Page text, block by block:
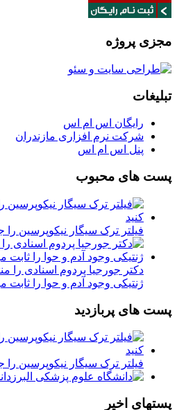
مجزی پروژه
تبلیغات
رایگان اس ام اس
شرکت نرم افزاری مازندران
پنل اس ام اس
پست های محبوب
فیلتر ترک سیگار نیکوپرسین را
دکتر جورجیا پردوم اسنادی را
ژنتیکی وجود آدم و حوا را ثابت
پست های پربازدید
فیلتر ترک سیگار نیکوپرسین را
پستهای اخیر